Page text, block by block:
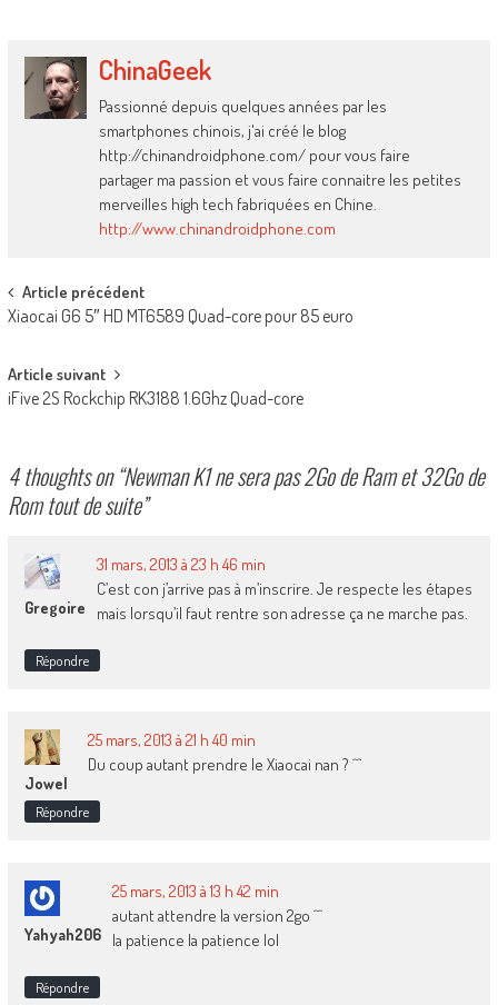
ChinaGeek
Passionné depuis quelques années par les
smartphones chinois, j'ai créé le blog
http://chinandroidphone.com/ pour vous faire
partager ma passion et vous faire connaitre les petites
merveilles high tech fabriquées en Chine.
http://www.chinandroidphone.com
Post
navigation
Article précédent
Xiaocai G6 5″ HD MT6589 Quad-core pour 85 euro
Article suivant
iFive 2S Rockchip RK3188 1.6Ghz Quad-core
4 thoughts on “Newman K1 ne sera pas 2Go de Ram et 32Go de
Rom tout de suite”
Gregoire
31 mars, 2013 à 23 h 46 min
C’est con j’arrive pas à m’inscrire. Je respecte les étapes
mais lorsqu’il faut rentre son adresse ça ne marche pas.
Répondre
Jowel
25 mars, 2013 à 21 h 40 min
Du coup autant prendre le Xiaocai nan ? ^^
Répondre
Yahyah206
25 mars, 2013 à 13 h 42 min
autant attendre la version 2go ^^
la patience la patience lol
Répondre